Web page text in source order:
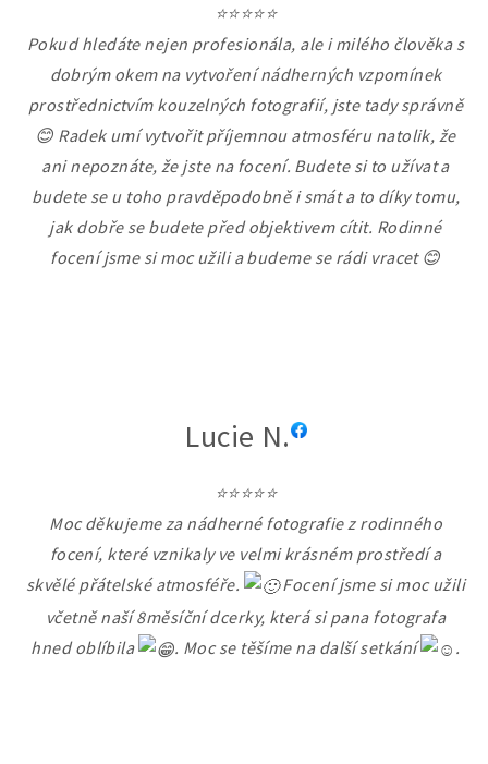
⭐⭐⭐⭐⭐
Pokud hledáte nejen profesionála, ale i milého člověka s
dobrým okem na vytvoření nádherných vzpomínek
prostřednictvím kouzelných fotografií, jste tady správně
😊 Radek umí vytvořit příjemnou atmosféru natolik, že
ani nepoznáte, že jste na focení. Budete si to užívat a
budete se u toho pravděpodobně i smát a to díky tomu,
jak dobře se budete před objektivem cítit. Rodinné
focení jsme si moc užili a budeme se rádi vracet 😊
Lucie N.
⭐⭐⭐⭐⭐
Moc děkujeme za nádherné fotografie z rodinného
focení, které vznikaly ve velmi krásném prostředí a
skvělé přátelské atmosféře.
Focení jsme si moc užili
včetně naší 8měsíční dcerky, která si pana fotografa
hned oblíbila
. Moc se těšíme na další setkání .